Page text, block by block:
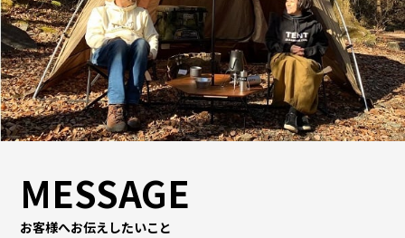
MESSAGE
お客様へお伝えしたいこと